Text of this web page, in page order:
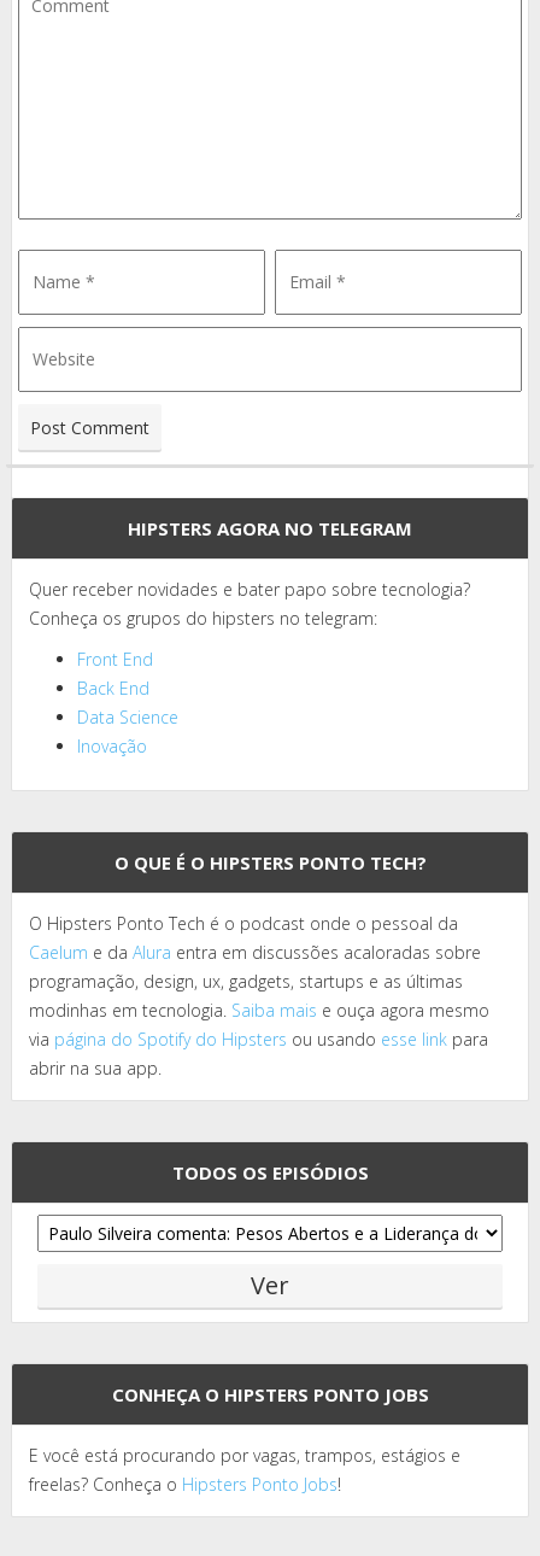
HIPSTERS AGORA NO TELEGRAM
Quer receber novidades e bater papo sobre tecnologia?
Conheça os grupos do hipsters no telegram:
Front End
Back End
Data Science
Inovação
O QUE É O HIPSTERS PONTO TECH?
O Hipsters Ponto Tech é o podcast onde o pessoal da
Caelum e da Alura entra em discussões acaloradas sobre
programação, design, ux, gadgets, startups e as últimas
modinhas em tecnologia. Saiba mais e ouça agora mesmo
via página do Spotify do Hipsters ou usando esse link para
abrir na sua app.
TODOS OS EPISÓDIOS
CONHEÇA O HIPSTERS PONTO JOBS
E você está procurando por vagas, trampos, estágios e
freelas? Conheça o Hipsters Ponto Jobs!